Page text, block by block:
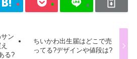
ン
る?
ちいかわ出生届はどこで売
ってる?デザインや値段は?